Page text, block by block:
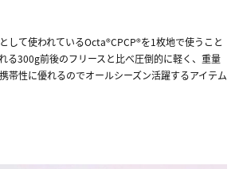
して使われているOcta®CPCP®を1枚地で使うこと
る300g前後のフリースと比べ圧倒的に軽く、重量
帯性に優れるのでオールシーズン活躍するアイテム